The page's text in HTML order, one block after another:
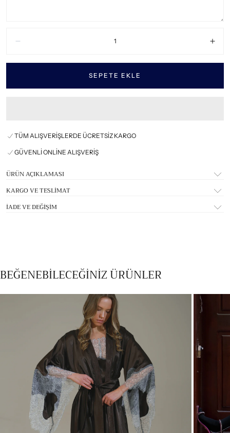
Artır
SEPETE EKLE
TÜM ALIŞVERİŞLERDE ÜCRETSİZ KARGO
GÜVENLİ ONLİNE ALIŞVERİŞ
ÜRÜN AÇIKLAMASI
KARGO VE TESLİMAT
İADE VE DEĞİŞİM
BEĞENEBİLECEĞİNİZ ÜRÜNLER